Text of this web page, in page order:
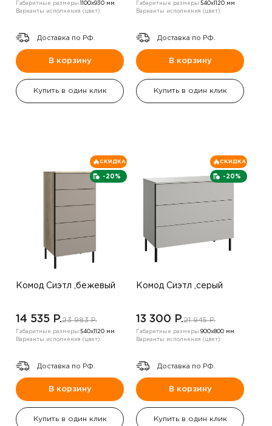
Габаритные размеры: 1100х930 мм
Варианты исполнения (цвет):
Доставка по РФ.
В корзину
Купить в один клик
Габаритные размеры:540х1120 мм
Варианты исполнения (цвет):
Доставка по РФ.
В корзину
Купить в один клик
-20%
СКИДКА
Комод Сиэтл ,бежевый
14 535 P.23 983 P.
Габаритные размеры:540х1120 мм
Варианты исполнения (цвет):
Доставка по РФ.
В корзину
Купить в один клик
-20%
СКИДКА
Комод Сиэтл ,серый
13 300 P.21 945 P.
Габаритные размеры:900х800 мм
Варианты исполнения (цвет):
Доставка по РФ.
В корзину
Купить в один клик